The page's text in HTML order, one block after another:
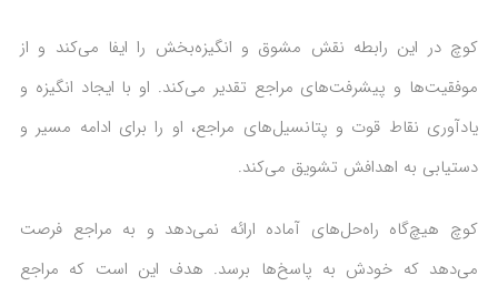
کوچ در این رابطه نقش مشوق و انگیزه‌بخش را ایفا می‌کند و از
موفقیت‌ها و پیشرفت‌های مراجع تقدیر می‌کند. او با ایجاد انگیزه و
یادآوری نقاط قوت و پتانسیل‌های مراجع، او را برای ادامه مسیر و
دستیابی به اهدافش تشویق می‌کند.
کوچ هیچ‌گاه راه‌حل‌های آماده ارائه نمی‌دهد و به مراجع فرصت
می‌دهد که خودش به پاسخ‌ها برسد. هدف این است که مراجع